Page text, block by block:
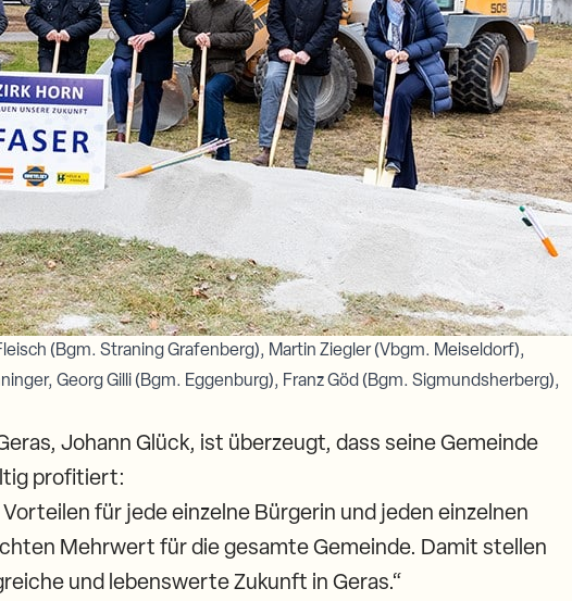
(Bgm. Straning Grafenberg), Martin Ziegler (Vbgm. Meiseldorf),
Georg Gilli (Bgm. Eggenburg), Franz Göd (Bgm. Sigmundsherberg),
Johann Glück, ist überzeugt, dass seine Gemeinde
profitiert:
für jede einzelne Bürgerin und jeden einzelnen
Mehrwert für die gesamte Gemeinde. Damit stellen
und lebenswerte Zukunft in Geras.“